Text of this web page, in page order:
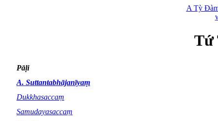
A Tỳ
Tứ
Pāḷi
A. Suttantabhājanīyaṃ
Dukkhasaccaṃ
Samudayasaccaṃ